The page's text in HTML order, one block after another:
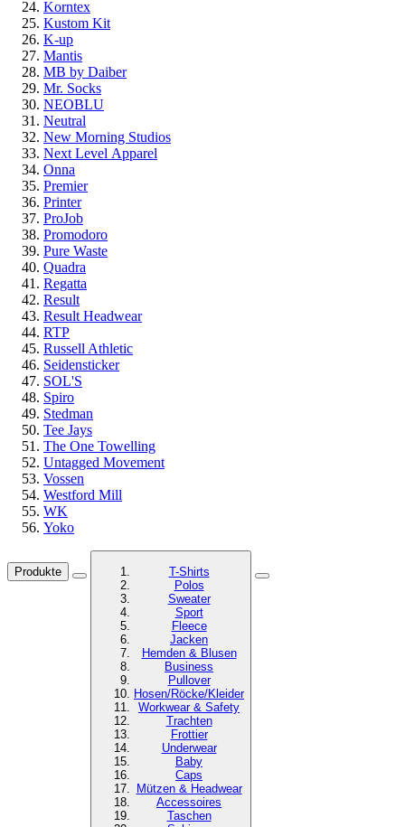
Korntex
Kustom Kit
K-up
Mantis
MB by Daiber
Mr. Socks
NEOBLU
Neutral
New Morning Studios
Next Level Apparel
Onna
Premier
Printer
ProJob
Promodoro
Pure Waste
Quadra
Regatta
Result
Result Headwear
RTP
Russell Athletic
Seidensticker
SOL'S
Spiro
Stedman
Tee Jays
The One Towelling
Untagged Movement
Vossen
Westford Mill
WK
Yoko
Produkte
T-Shirts
Polos
Sweater
Sport
Fleece
Jacken
Hemden & Blusen
Business
Pullover
Hosen/Röcke/Kleider
Workwear & Safety
Trachten
Frottier
Underwear
Baby
Caps
Mützen & Headwear
Accessoires
Taschen